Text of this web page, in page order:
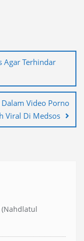
Agar Terhindar
Video Porno
Viral Di Medsos
(Nahdlatul